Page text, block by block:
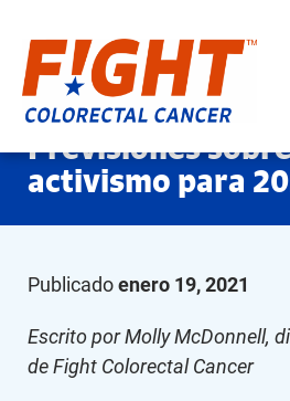
Saltar
al
contenido
Previsiones
activismo para
Publicadoenero 19, 2021
Escrito por Molly McDonnell,
de Fight Colorectal Cancer